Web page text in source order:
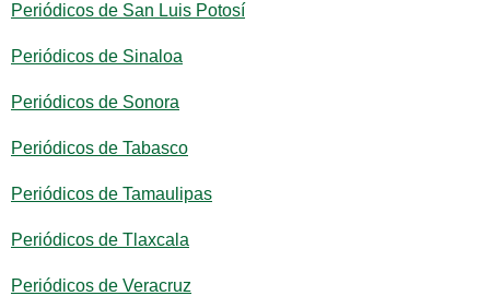
Periódicos de San Luis Potosí
Periódicos de Sinaloa
Periódicos de Sonora
Periódicos de Tabasco
Periódicos de Tamaulipas
Periódicos de Tlaxcala
Periódicos de Veracruz